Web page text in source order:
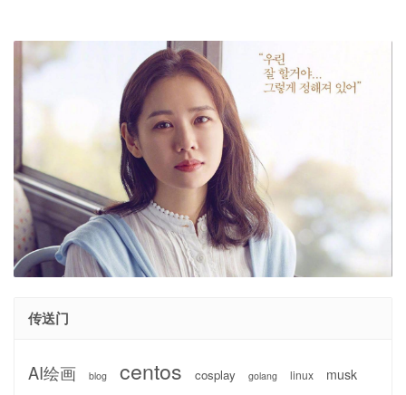
传送门
AI绘画 blog centos cosplay golang linux musk